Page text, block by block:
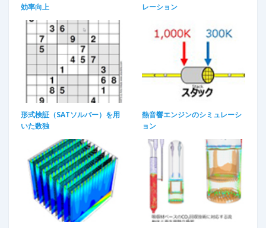
効率向上
レーション
形式検証（SATソルバー）を用
いた数独
熱音響エンジンのシミュレーシ
ョン